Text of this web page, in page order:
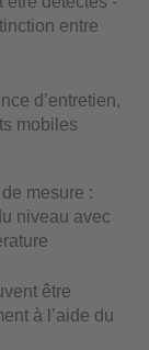
entre
d’entretien,
mobiles
mesure :
niveau avec
être
à l’aide du